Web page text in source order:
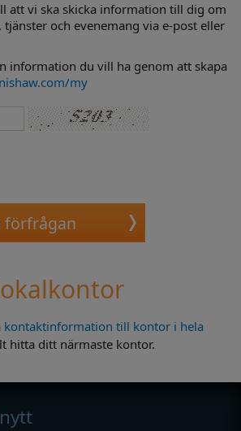
att vi ska skicka information till dig om
tjänster och evenemang via e-post eller
information du vill ha genom att skapa
my
kontaktinformation till kontor i hela
hitta ditt närmaste kontor.